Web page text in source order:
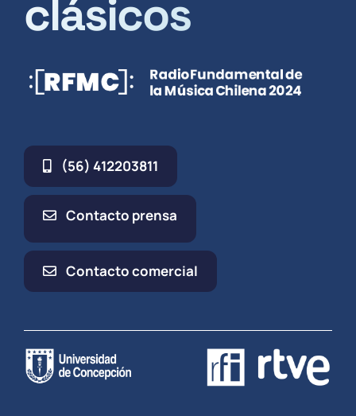
clásicos
(56) 412203811
Contacto prensa
Contacto comercial